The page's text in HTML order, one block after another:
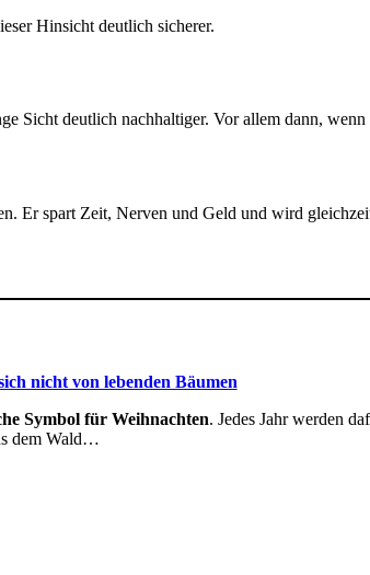
Hinsicht deutlich sicherer.
Sicht deutlich nachhaltiger. Vor allem dann,
Er spart Zeit, Nerven und Geld und wird
nicht von lebenden Bäumen
Symbol für Weihnachten. Jedes Jahr werden
dem Wald…